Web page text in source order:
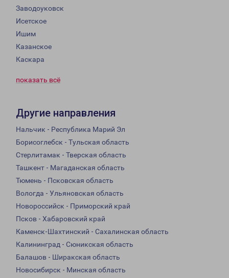
Заводоуковск
Исетское
Ишим
Казанское
Каскара
показать всё
Другие направления
Нальчик - Республика Марий Эл
Борисоглебск - Тульская область
Стерлитамак - Тверская область
Ташкент - Магаданская область
Тюмень - Псковская область
Вологда - Ульяновская область
Новороссийск - Приморский край
Псков - Хабаровский край
Каменск-Шахтинский - Сахалинская область
Калининград - Сюникская область
Балашов - Ширакская область
Новосибирск - Минская область